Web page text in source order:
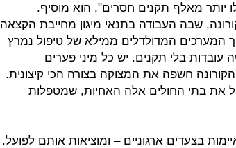
יותר מאלף תקנים חסרים", הוא מוסיף.
שבה העבודה בתנאי מיגון מחייבת הקצאה
המערכים המדולדלים ממילא של טיפול נמרץ
בלי תקנים. יש כל מיני פערים
חשפה את המצוקה בצורה הכי קיצונית.
את בתי החולים אלה האחיות, שמטפלות
בצעדים ארגוניים – ומוציאות אותם לפועל.